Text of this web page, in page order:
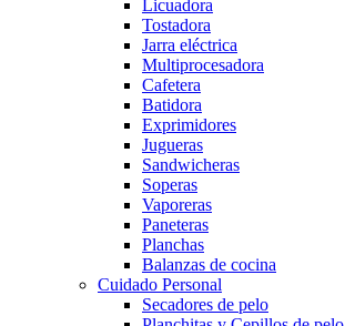
Licuadora
Tostadora
Jarra eléctrica
Multiprocesadora
Cafetera
Batidora
Exprimidores
Jugueras
Sandwicheras
Soperas
Vaporeras
Paneteras
Planchas
Balanzas de cocina
Cuidado Personal
Secadores de pelo